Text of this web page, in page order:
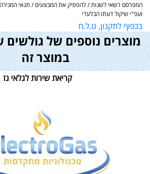
המפרסם רשאי לשנות / להפסיק את המבצעים / תנאי
ועפ"י שיקול דעתו הבלעדי
בכפוף לתקנון, ט.ל.ח
מוצרים נוספים של גולשים
במוצר זה
קריאת שירות לגלאי גז